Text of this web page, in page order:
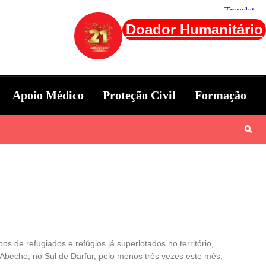
Doador Humanitário
Apoio Médico Proteção Cívil Formação
de refugiados e refúgios já superlotados no território,
no Sul de Darfur, pelo menos três vezes este mês,